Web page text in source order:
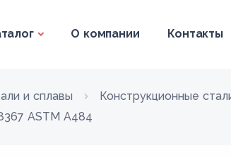
О компании Контакты
и сплавы Конструкционные
ASTM A484